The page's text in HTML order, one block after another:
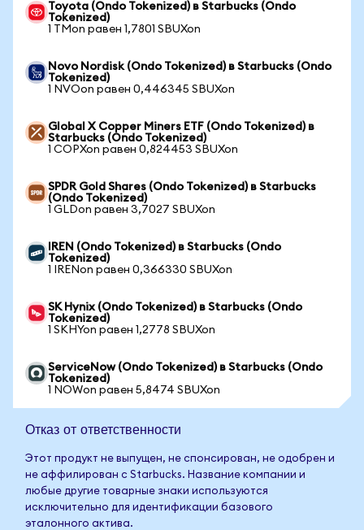
Toyota (Ondo Tokenized) в Starbucks (Ondo
Tokenized)
1 TMon равен 1,7801 SBUXon
Novo Nordisk (Ondo Tokenized) в Starbucks (Ondo
Tokenized)
1 NVOon равен 0,446345 SBUXon
Global X Copper Miners ETF (Ondo Tokenized) в
Starbucks (Ondo Tokenized)
1 COPXon равен 0,824453 SBUXon
SPDR Gold Shares (Ondo Tokenized) в Starbucks
(Ondo Tokenized)
1 GLDon равен 3,7027 SBUXon
IREN (Ondo Tokenized) в Starbucks (Ondo
Tokenized)
1 IRENon равен 0,366330 SBUXon
SK Hynix (Ondo Tokenized) в Starbucks (Ondo
Tokenized)
1 SKHYon равен 1,2778 SBUXon
ServiceNow (Ondo Tokenized) в Starbucks (Ondo
Tokenized)
1 NOWon равен 5,8474 SBUXon
Отказ от ответственности
Этот продукт не выпущен, не спонсирован, не одобрен и
не аффилирован с Starbucks. Название компании и
любые другие товарные знаки используются
исключительно для идентификации базового
эталонного актива.